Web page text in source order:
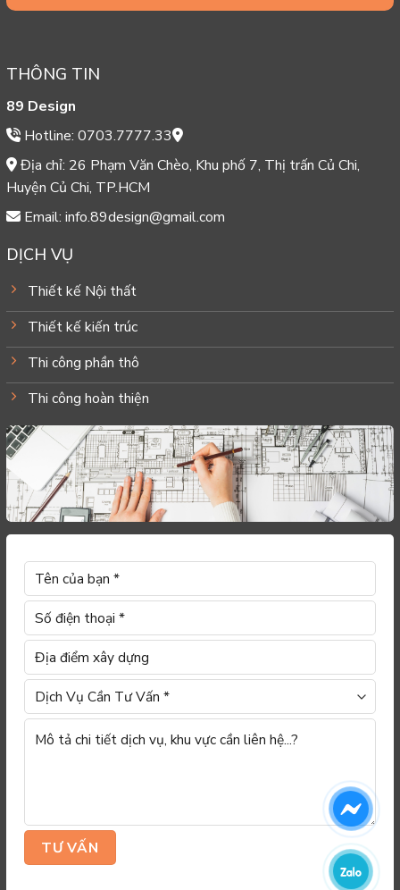
THÔNG TIN
89 Design
Hotline: 0703.7777.33
Địa chỉ: 26 Phạm Văn Chèo, Khu phố 7, Thị trấn Củ Chi,
Huyện Củ Chi, TP.HCM
Email: info.89design@gmail.com
DỊCH VỤ
Thiết kế Nội thất
Thiết kế kiến trúc
Thi công phần thô
Thi công hoàn thiện